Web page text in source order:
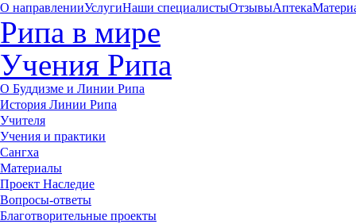
О направленииУслугиНаши специалистыОтзывыАптека
Рипа в мире
Учения Рипа
О Буддизме и Линии Рипа
История Линии Рипа
Учителя
Учения и практики
Сангха
Материалы
Проект Наследие
Вопросы-ответы
Благотворительные проекты